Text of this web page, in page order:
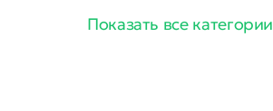
Показать все категории